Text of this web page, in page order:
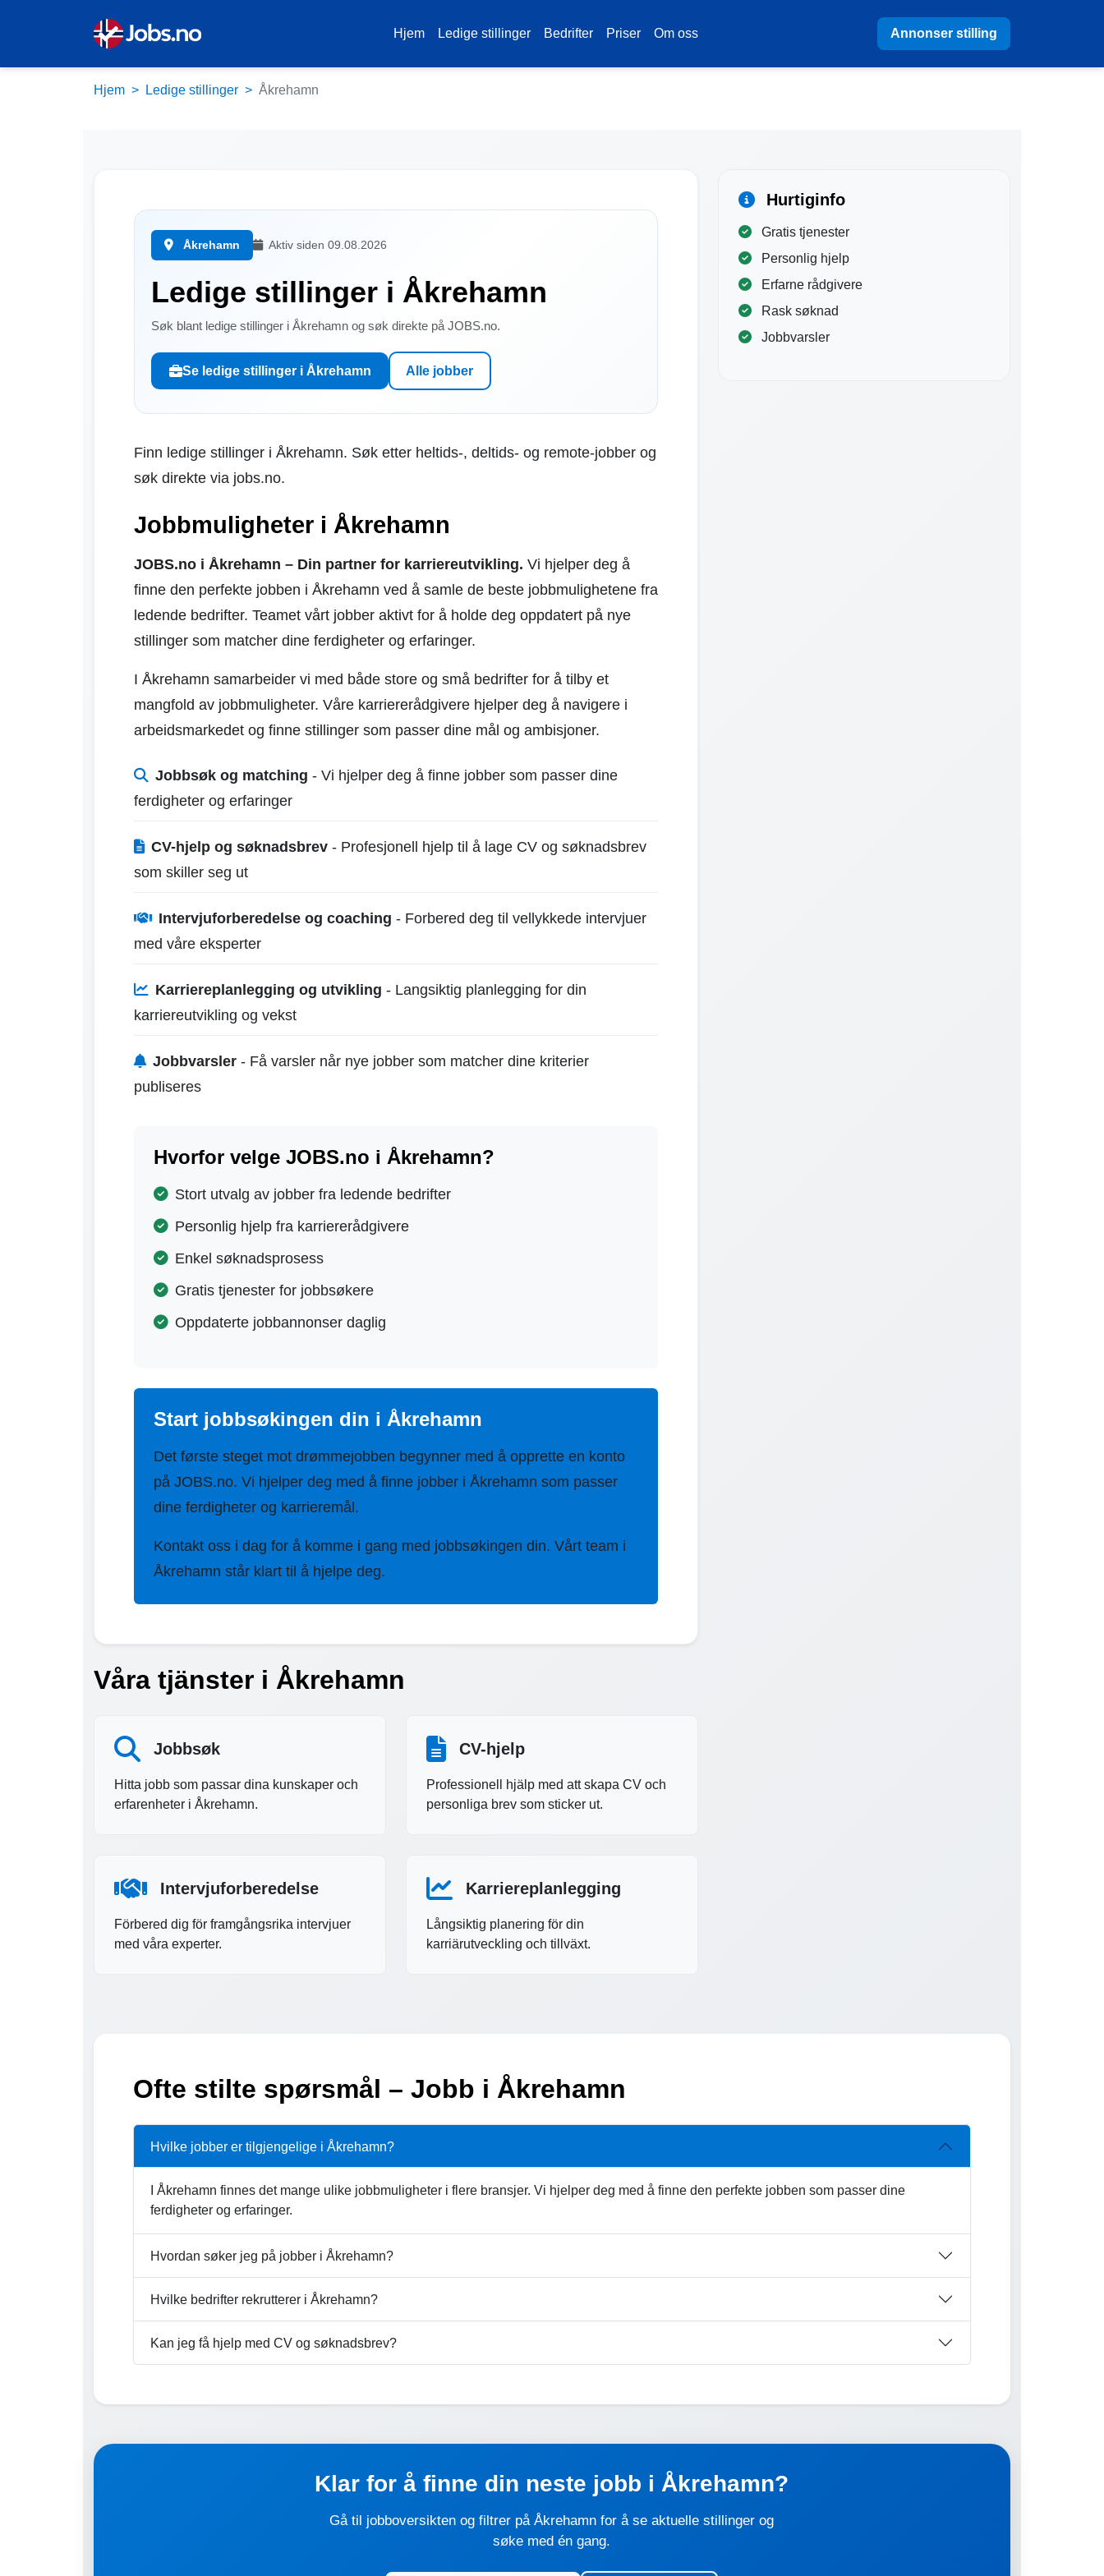
Hjem Ledige stillinger Bedrifter Priser Om oss Annonser stilling
Hjem Ledige stillinger Åkrehamn
Åkrehamn Aktiv siden 09.08.2026
Ledige stillinger i Åkrehamn
Søk blant ledige stillinger i Åkrehamn og søk direkte på JOBS.no.
Se ledige stillinger i Åkrehamn Alle jobber
Finn ledige stillinger i Åkrehamn. Søk etter heltids-, deltids- og remote-jobber og
søk direkte via jobs.no.
Jobbmuligheter i Åkrehamn
JOBS.no i Åkrehamn – Din partner for karriereutvikling. Vi hjelper deg å
finne den perfekte jobben i Åkrehamn ved å samle de beste jobbmulighetene fra
ledende bedrifter. Teamet vårt jobber aktivt for å holde deg oppdatert på nye
stillinger som matcher dine ferdigheter og erfaringer.
I Åkrehamn samarbeider vi med både store og små bedrifter for å tilby et
mangfold av jobbmuligheter. Våre karriererådgivere hjelper deg å navigere i
arbeidsmarkedet og finne stillinger som passer dine mål og ambisjoner.
Jobbsøk og matching - Vi hjelper deg å finne jobber som passer dine
ferdigheter og erfaringer
CV-hjelp og søknadsbrev- Profesjonell hjelp til å lage CV og søknadsbrev
som skiller seg ut
Intervjuforberedelse og coaching - Forbered deg til vellykkede intervjuer
med våre eksperter
Karriereplanlegging og utvikling - Langsiktig planlegging for din
karriereutvikling og vekst
Jobbvarsler- Få varsler når nye jobber som matcher dine kriterier
publiseres
Hvorfor velge JOBS.no i Åkrehamn?
Stort utvalg av jobber fra ledende bedrifter
Personlig hjelp fra karriererådgivere
Enkel søknadsprosess
Gratis tjenester for jobbsøkere
Oppdaterte jobbannonser daglig
Start jobbsøkingen din i Åkrehamn
Det første steget mot drømmejobben begynner med å opprette en konto
på JOBS.no. Vi hjelper deg med å finne jobber i Åkrehamn som passer
dine ferdigheter og karrieremål.
Kontakt oss i dag for å komme i gang med jobbsøkingen din. Vårt team i
Åkrehamn står klart til å hjelpe deg.
Våra tjänster i Åkrehamn
Jobbsøk
Hitta jobb som passar dina kunskaper och
erfarenheter i Åkrehamn.
CV-hjelp
Professionell hjälp med att skapa CV och
personliga brev som sticker ut.
Intervjuforberedelse
Förbered dig för framgångsrika intervjuer
med våra experter.
Karriereplanlegging
Långsiktig planering för din
karriärutveckling och tillväxt.
Hurtiginfo
Gratis tjenester
Personlig hjelp
Erfarne rådgivere
Rask søknad
Jobbvarsler
Ofte stilte spørsmål – Jobb i Åkrehamn
Hvilke jobber er tilgjengelige i Åkrehamn?
I Åkrehamn finnes det mange ulike jobbmuligheter i flere bransjer. Vi hjelper deg med å finne den perfekte jobben som passer dine
ferdigheter og erfaringer.
Hvordan søker jeg på jobber i Åkrehamn?
Hvilke bedrifter rekrutterer i Åkrehamn?
Kan jeg få hjelp med CV og søknadsbrev?
Klar for å finne din neste jobb i Åkrehamn?
Gå til jobboversikten og filtrer på Åkrehamn for å se aktuelle stillinger og
søke med én gang.